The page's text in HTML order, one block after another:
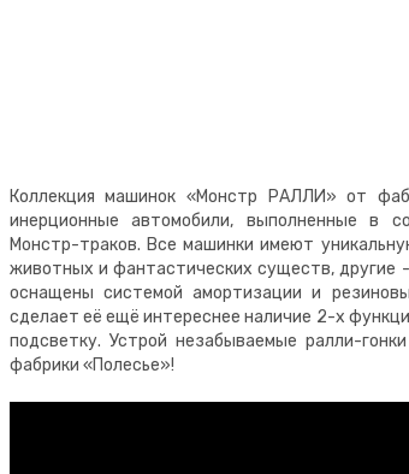
Коллекция машинок «Монстр РАЛЛИ» от
инерционные автомобили, выполненные в
Монстр-траков. Все машинки имеют
животных и фантастических существ, другие
оснащены системой амортизации и
сделает её ещё интереснее наличие 2-х
подсветку. Устрой незабываемые ралли-
фабрики «Полесье»!